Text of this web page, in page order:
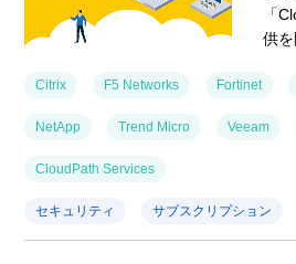
「
供
Citrix F5 Networks Fortinet
NetApp Trend Micro Veeam
CloudPath Services
セキュリティ サブスクリプション